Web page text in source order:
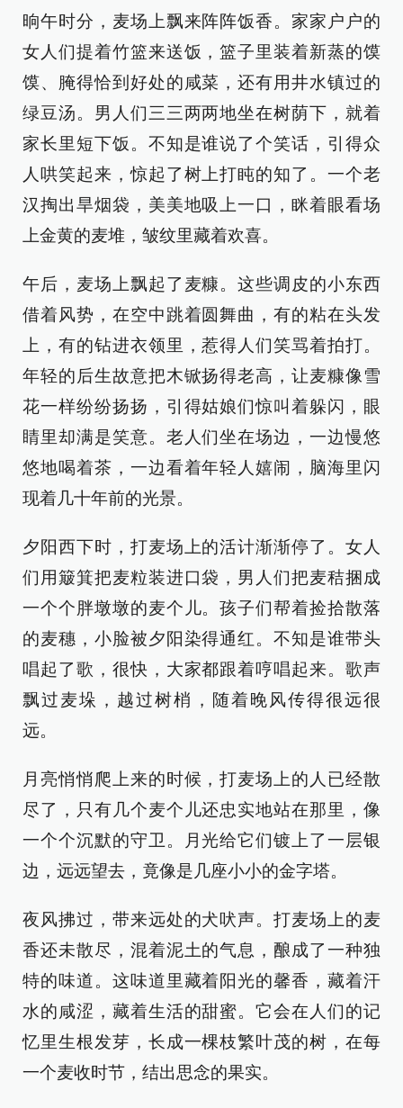
晌午时分，麦场上飘来阵阵饭香。家家户户的
女人们提着竹篮来送饭，篮子里装着新蒸的馍
馍、腌得恰到好处的咸菜，还有用井水镇过的
绿豆汤。男人们三三两两地坐在树荫下，就着
家长里短下饭。不知是谁说了个笑话，引得众
人哄笑起来，惊起了树上打盹的知了。一个老
汉掏出旱烟袋，美美地吸上一口，眯着眼看场
上金黄的麦堆，皱纹里藏着欢喜。
午后，麦场上飘起了麦糠。这些调皮的小东西
借着风势，在空中跳着圆舞曲，有的粘在头发
上，有的钻进衣领里，惹得人们笑骂着拍打。
年轻的后生故意把木锨扬得老高，让麦糠像雪
花一样纷纷扬扬，引得姑娘们惊叫着躲闪，眼
睛里却满是笑意。老人们坐在场边，一边慢悠
悠地喝着茶，一边看着年轻人嬉闹，脑海里闪
现着几十年前的光景。
夕阳西下时，打麦场上的活计渐渐停了。女人
们用簸箕把麦粒装进口袋，男人们把麦秸捆成
一个个胖墩墩的麦个儿。孩子们帮着捡拾散落
的麦穗，小脸被夕阳染得通红。不知是谁带头
唱起了歌，很快，大家都跟着哼唱起来。歌声
飘过麦垛，越过树梢，随着晚风传得很远很
远。
月亮悄悄爬上来的时候，打麦场上的人已经散
尽了，只有几个麦个儿还忠实地站在那里，像
一个个沉默的守卫。月光给它们镀上了一层银
边，远远望去，竟像是几座小小的金字塔。
夜风拂过，带来远处的犬吠声。打麦场上的麦
香还未散尽，混着泥土的气息，酿成了一种独
特的味道。这味道里藏着阳光的馨香，藏着汗
水的咸涩，藏着生活的甜蜜。它会在人们的记
忆里生根发芽，长成一棵枝繁叶茂的树，在每
一个麦收时节，结出思念的果实。